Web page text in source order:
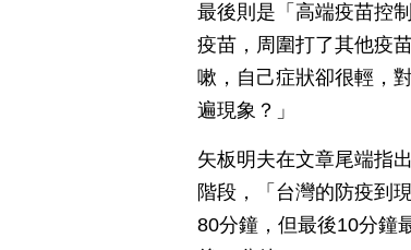
最後則是「高端疫苗控
疫苗，周圍打了其他疫
嗽，自己症狀卻很輕，
遍現象？」
矢板明夫在文章尾端指
階段，「台灣的防疫到
80分鐘，但最後10分鐘